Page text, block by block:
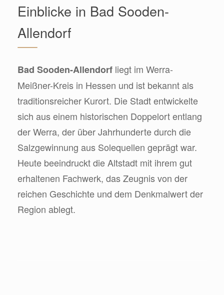
Einblicke in Bad Sooden-
Allendorf
Bad Sooden-Allendorf liegt im Werra-
Meißner-Kreis in Hessen und ist bekannt als
traditionsreicher Kurort. Die Stadt entwickelte
sich aus einem historischen Doppelort entlang
der Werra, der über Jahrhunderte durch die
Salzgewinnung aus Solequellen geprägt war.
Heute beeindruckt die Altstadt mit ihrem gut
erhaltenen Fachwerk, das Zeugnis von der
reichen Geschichte und dem Denkmalwert der
Region ablegt.